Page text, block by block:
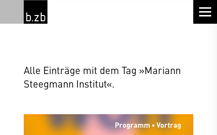
Alle Einträge mit dem Tag »Mariann
Steegmann Institut«.
Programm • Vortrag